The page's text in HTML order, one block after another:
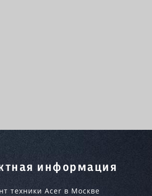
информация
техники Acer в Москве